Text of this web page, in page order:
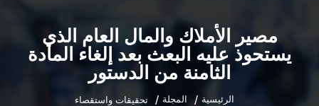
مصير الأملاك والمال العام الذي
يستحوذ عليه البعث بعد إلغاء المادة
الثامنة من الدستور
الرئيسية المجلة تحقيقات واستقصاء